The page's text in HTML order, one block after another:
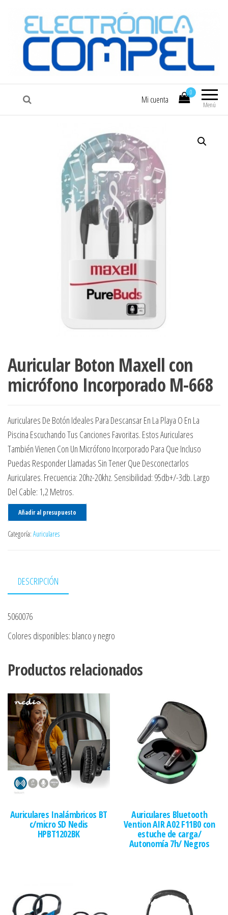
COMPEL Electrónica COMPEL
Menú
0
Mi cuenta
Auricular Boton Maxell con
micrófono Incorporado M-668
Auriculares De Botón Ideales Para Descansar En La Playa O En La
Piscina Escuchando Tus Canciones Favoritas. Estos Auriculares
También Vienen Con Un Micrófono Incorporado Para Que Incluso
Puedas Responder Llamadas Sin Tener Que Desconectarlos
Auriculares. Frecuencia: 20hz-20khz. Sensibilidad: 95db+/-3db. Largo
Del Cable: 1,2 Metros.
Añadir al presupuesto
Categoría: Auriculares
DESCRIPCIÓN
5060076
Colores disponibles: blanco y negro
Productos relacionados
Auriculares Inalámbricos BT
c/micro SD Nedis
HPBT1202BK
Auriculares Bluetooth
Vention AIR A02 F11B0 con
estuche de carga/
Autonomía 7h/ Negros